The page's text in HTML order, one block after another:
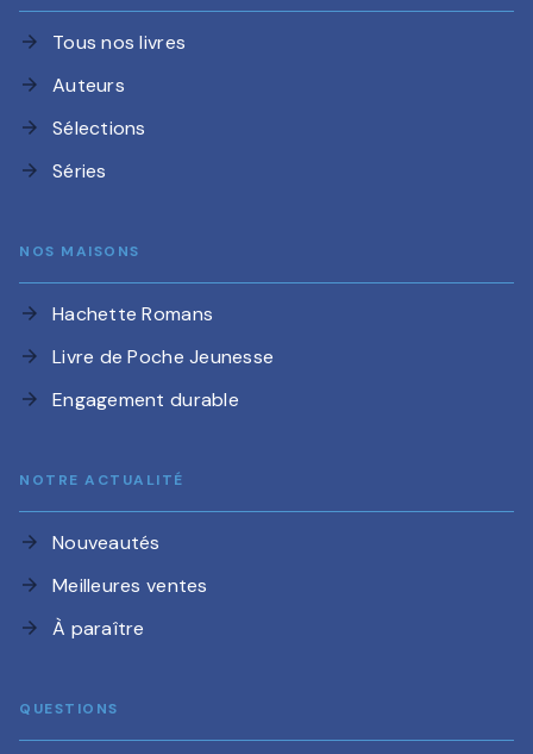
arrow_forward Tous nos livres
arrow_forward Auteurs
arrow_forward Sélections
arrow_forward Séries
NOS MAISONS
arrow_forward Hachette Romans
arrow_forward Livre de Poche Jeunesse
arrow_forward Engagement durable
NOTRE ACTUALITÉ
arrow_forward Nouveautés
arrow_forward Meilleures ventes
arrow_forward À paraître
QUESTIONS